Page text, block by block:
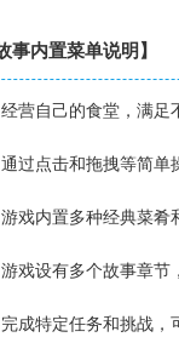
事内置菜单说明】
营自己的食堂，满足
过点击和拖拽等简单
戏内置多种经典菜肴
戏设有多个故事章节
成特定任务和挑战，